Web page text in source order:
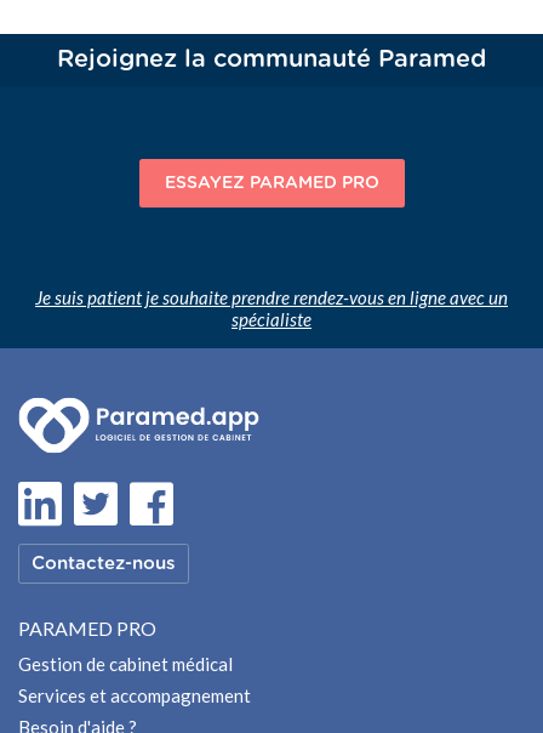
Rejoignez la communauté Paramed
ESSAYEZ PARAMED PRO
Je suis patient je souhaite prendre rendez-vous en ligne avec un
spécialiste
Contactez-nous
PARAMED PRO
Gestion de cabinet médical
Services et accompagnement
Besoin d'aide ?